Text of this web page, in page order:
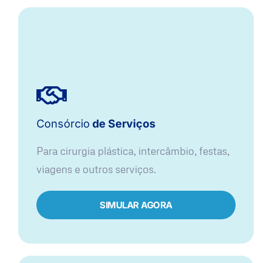
Consórcio de Serviços
Para cirurgia plástica, intercâmbio, festas,
viagens e outros serviços.
SIMULAR AGORA